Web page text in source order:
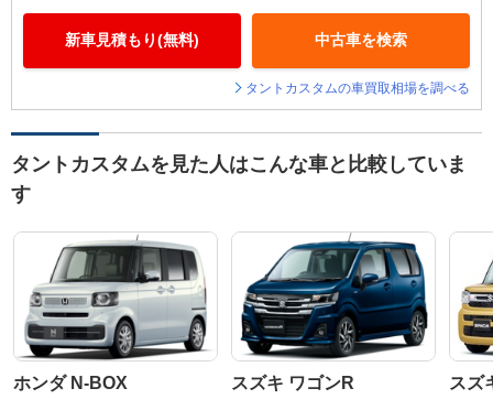
新車見積もり(無料) 中古車を検索
タントカスタムの車買取相場を調べる
タントカスタムを見た人はこんな車と比較していま
す
ホンダ N-BOX スズキ ワゴンR スズ